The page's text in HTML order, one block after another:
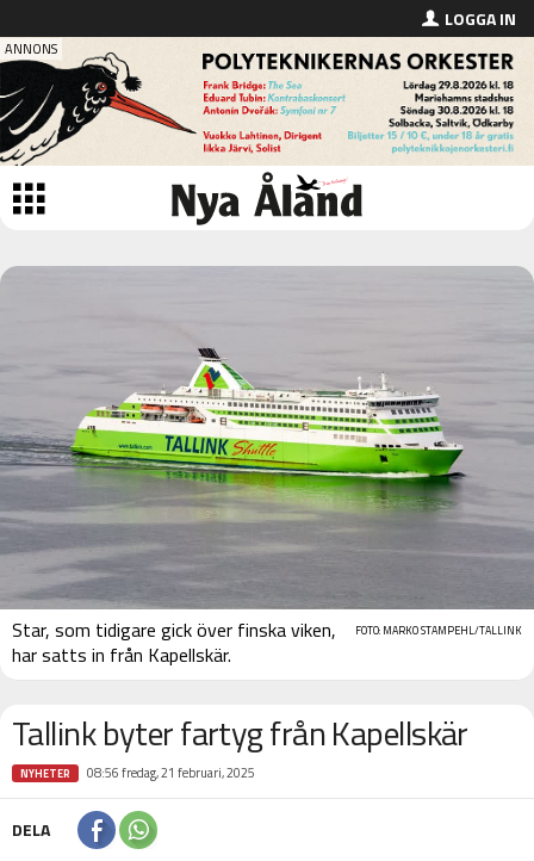
LOGGA IN
FOTO: MARKO STAMPEHL/TALLINK
Star, som tidigare gick över finska viken,
har satts in från Kapellskär.
Tallink byter fartyg från Kapellskär
NYHETER 08:56 fredag, 21 februari, 2025
DELA